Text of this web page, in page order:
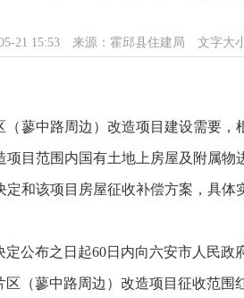
21 15:53 来源：霍邱县住建局 文字大
（蓼中路周边）改造项目建设需要
目范围内国有土地上房屋及附属
和该项目房屋征收补偿方案，具
公布之日起60日内向六安市人民政
（蓼中路周边）改造项目征收范围